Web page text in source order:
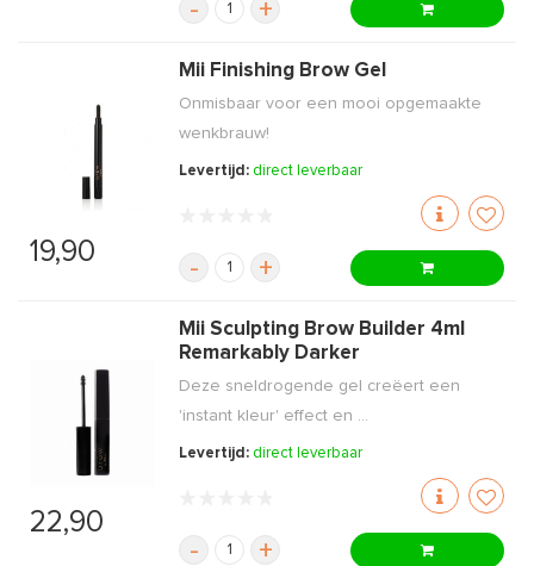
- +
19,90
Mii Finishing Brow Gel
Onmisbaar voor een mooi opgemaakte
wenkbrauw!
Levertijd: direct leverbaar
- +
22,90
Mii Sculpting Brow Builder 4ml
Remarkably Darker
Deze sneldrogende gel creëert een
'instant kleur' effect en ...
Levertijd: direct leverbaar
- +